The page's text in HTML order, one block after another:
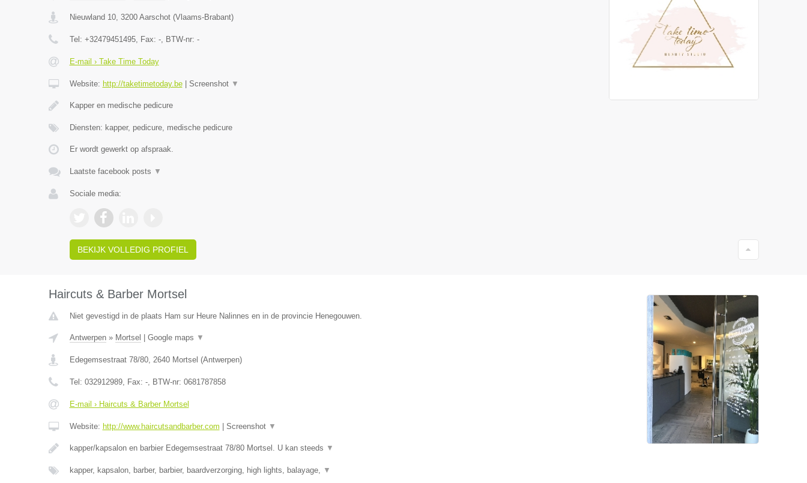
Nieuwland 10, 3200 Aarschot(Vlaams-Brabant)
Tel: +32479451495, Fax: -, BTW-nr: -
E-mail › Take Time Today
Website: http://taketimetoday.be| Screenshot ▼
Kapper en medische pedicure
Diensten: kapper, pedicure, medische pedicure
Er wordt gewerkt op afspraak.
Laatste facebook posts ▼
Sociale media:
BEKIJK VOLLEDIG PROFIEL
Haircuts & Barber Mortsel
Niet gevestigd in de plaats Ham sur Heure Nalinnes en in de provincie Henegouwen.
Antwerpen» Mortsel Google maps ▼
Edegemsestraat 78/80, 2640 Mortsel (Antwerpen)
Tel: 032912989, Fax: -, BTW-nr: 0681787858
E-mail › Haircuts & Barber Mortsel
Website: http://www.haircutsandbarber.com Screenshot ▼
kapper/kapsalon en barbier Edegemsestraat 78/80 Mortsel. U kan steeds ▼
kapper, kapsalon, barber, barbier, baardverzorging, high lights, balayage, ▼